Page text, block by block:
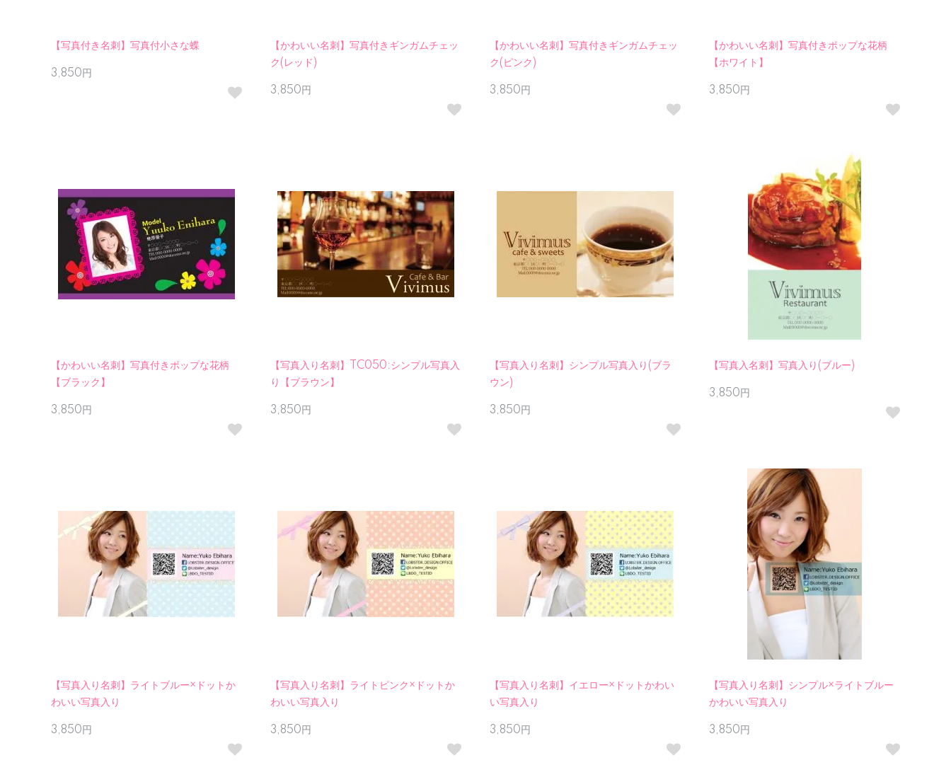
【写真付き名刺】写真付小さな蝶
3,850円
【かわいい名刺】写真付きギンガムチェッ
ク(レッド)
3,850円
【かわいい名刺】写真付きギンガムチェッ
ク(ピンク)
3,850円
【かわいい名刺】写真付きポップな花柄
【ホワイト】
3,850円
【かわいい名刺】写真付きポップな花柄
【ブラック】
3,850円
【写真入り名刺】TC050:シンプル写真入
り【ブラウン】
3,850円
【写真入り名刺】シンプル写真入り(ブラ
ウン)
3,850円
【写真入名刺】写真入り(ブルー)
3,850円
【写真入り名刺】ライトブルー×ドットか
わいい写真入り
3,850円
【写真入り名刺】ライトピンク×ドットか
わいい写真入り
3,850円
【写真入り名刺】イエロー×ドットかわい
い写真入り
3,850円
【写真入り名刺】シンプル×ライトブルー
かわいい写真入り
3,850円